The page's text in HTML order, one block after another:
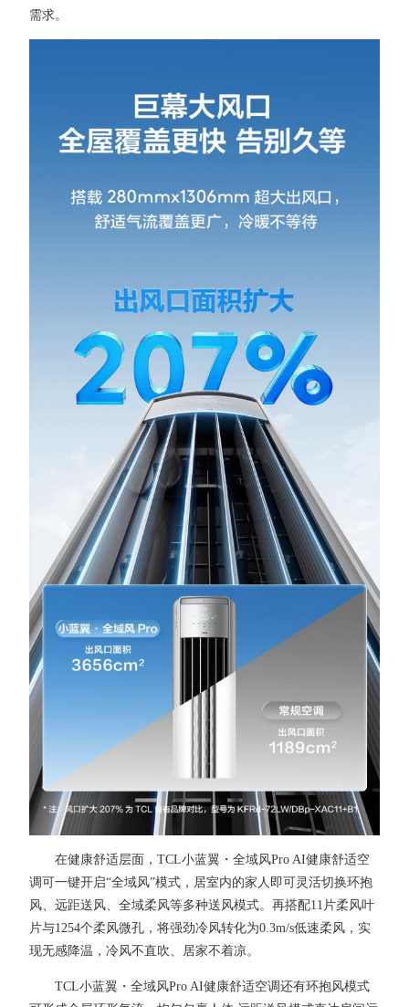
需求。
在健康舒适层面，TCL小蓝翼・全域风Pro AI健康舒适空
调可一键开启“全域风”模式，居室内的家人即可灵活切换环抱
风、远距送风、全域柔风等多种送风模式。再搭配11片柔风叶
片与1254个柔风微孔，将强劲冷风转化为0.3m/s低速柔风，实
现无感降温，冷风不直吹、居家不着凉。
TCL小蓝翼・全域风Pro AI健康舒适空调还有环抱风模式